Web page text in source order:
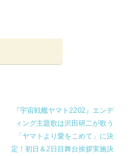
『宇宙戦艦ヤマト2202』エンデ
ィング主題歌は沢田研二が歌う
「ヤマトより愛をこめて」に決
定！初日＆2日目舞台挨拶実施決